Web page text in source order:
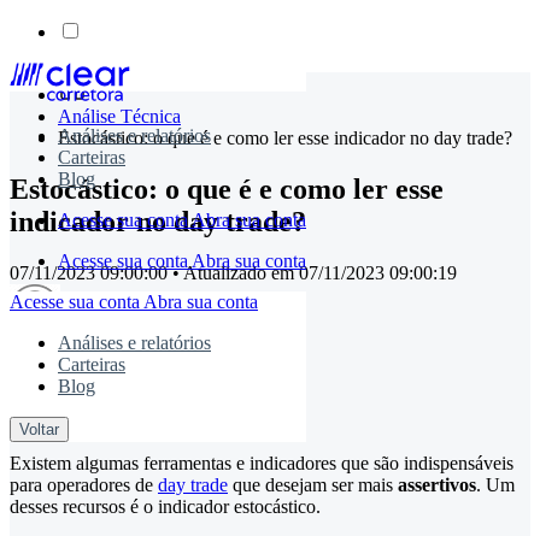
Skip
content
Análises e relatórios
Carteiras
Blog
Acesse sua contaAbra sua conta
Acesse sua conta Abra sua conta
Acesse sua conta Abra sua conta
Análises e relatórios
Carteiras
Blog
Voltar
Análise Técnica
Estocástico: o que é e como ler esse indicador no day trade?
Estocástico: o que é e como ler esse
indicador no day trade?
07/11/2023 09:00:00• Atualizado em07/11/2023 09:00:19
timemaster
Compartilhe:
Existem algumas ferramentas e indicadores que são indispensáveis
para operadores de day trade que desejam ser mais assertivos. Um
desses recursos é o indicador estocástico.